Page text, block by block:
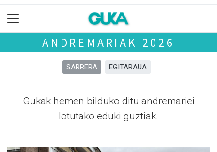
ANDREMARIAK 2026
SARRERA EGITARAUA
Gukak hemen bilduko ditu andremariei
lotutako eduki guztiak.